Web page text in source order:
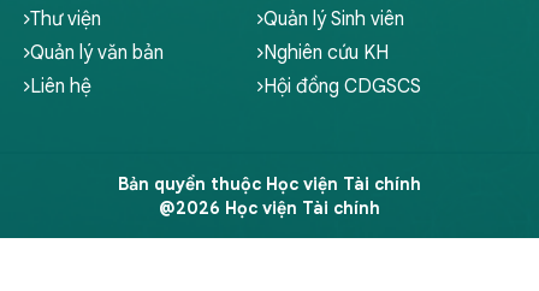
Thư viện
Quản lý Sinh viên
Quản lý văn bản
Nghiên cứu KH
Liên hệ
Hội đồng CDGSCS
Bản quyền thuộc Học viện Tài chính
@2026 Học viện Tài chính